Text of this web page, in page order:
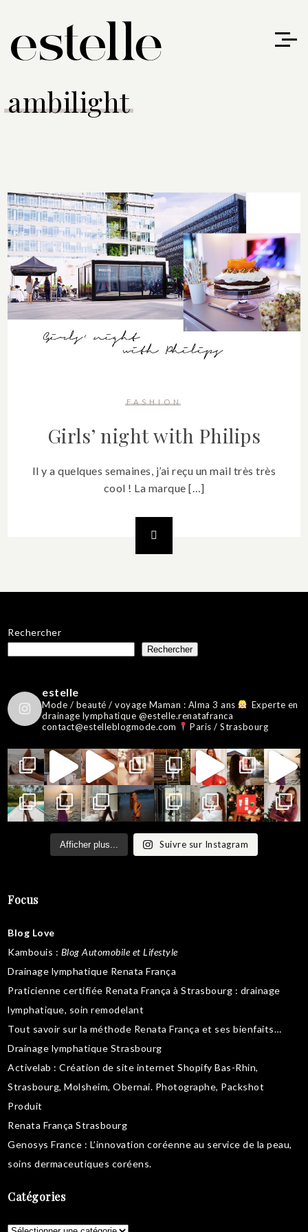
ambilight
FASHION
Girls’ night with Philips
Il y a quelques semaines, j’ai reçu un mail très très
cool ! La marque […]
Rechercher
Rechercher
estelle
Mode / beauté / voyage Maman : Alma 3 ans
Experte en
drainage lymphatique @estelle.renatafranca
contact@estelleblogmode.com
Paris / Strasbourg
Afficher plus... Suivre sur Instagram
Focus
Blog Love
Kambouis : Blog Automobile et Lifestyle
Drainage lymphatique Renata França
Praticienne certifiée Renata França à Strasbourg : drainage
lymphatique, soin remodelant
Tout savoir sur la méthode Renata França et ses bienfaits…
Drainage lymphatique Strasbourg
Activelab : Création de site internet Shopify Bas-Rhin,
Strasbourg, Molsheim, Obernai. Photographe, Packshot
Produit
Renata França Strasbourg
Genosys France : L’innovation coréenne au service de la peau,
soins dermaceutiques coréens.
Catégories
Catégories